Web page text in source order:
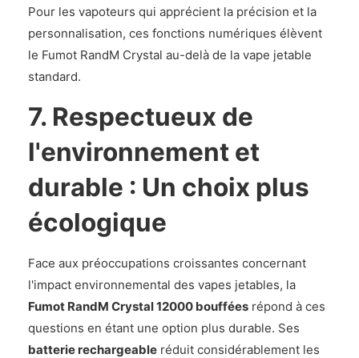
Pour les vapoteurs qui apprécient la précision et la
personnalisation, ces fonctions numériques élèvent
le Fumot RandM Crystal au-delà de la vape jetable
standard.
7. Respectueux de
l'environnement et
durable : Un choix plus
écologique
Face aux préoccupations croissantes concernant
l'impact environnemental des vapes jetables, la
Fumot RandM Crystal 12000 bouffées répond à ces
questions en étant une option plus durable. Ses
batterie rechargeable réduit considérablement les